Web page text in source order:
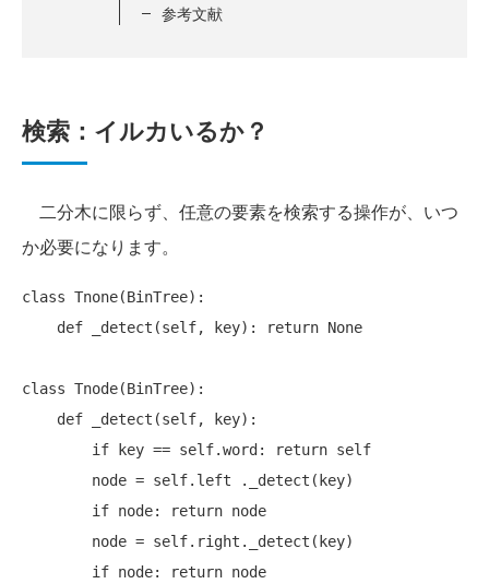
参考文献
検索：イルカいるか？
二分木に限らず、任意の要素を検索する操作が、いつ
か必要になります。
class Tnone(BinTree):
class Tnode(BinTree):